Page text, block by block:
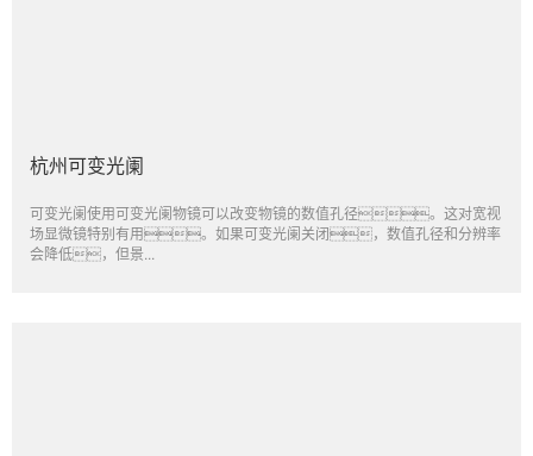
杭州可变光阑
可变光阑使用可变光阑物镜可以改变物镜的数值孔径。这对宽视
场显微镜特别有用。如果可变光阑关闭，数值孔径和分辨率
会降低，但景...